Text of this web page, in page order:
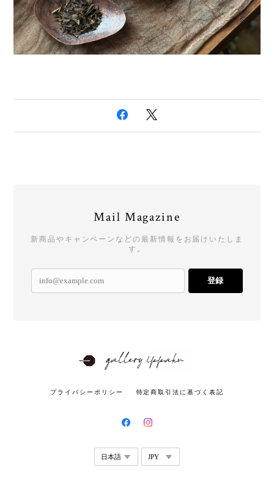
Mail Magazine
新商品やキャンペーンなどの最新情報をお届けいたしま
す。
登録
プライバシーポリシー 特定商取引法に基づく表記